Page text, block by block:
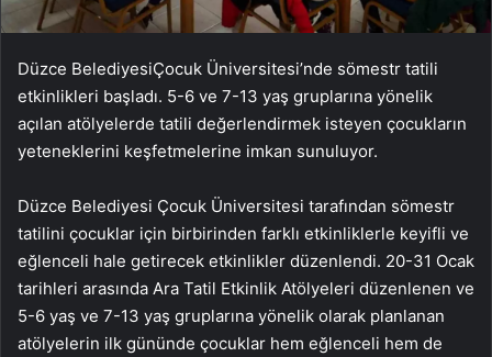
Düzce BelediyesiÇocuk Üniversitesi’nde sömestr tatili
etkinlikleri başladı. 5-6 ve 7-13 yaş gruplarına yönelik
açılan atölyelerde tatili değerlendirmek isteyen çocukların
yeteneklerini keşfetmelerine imkan sunuluyor.
Düzce Belediyesi Çocuk Üniversitesi tarafından sömestr
tatilini çocuklar için birbirinden farklı etkinliklerle keyifli ve
eğlenceli hale getirecek etkinlikler düzenlendi. 20-31 Ocak
tarihleri arasında Ara Tatil Etkinlik Atölyeleri düzenlenen ve
5-6 yaş ve 7-13 yaş gruplarına yönelik olarak planlanan
atölyelerin ilk gününde çocuklar hem eğlenceli hem de